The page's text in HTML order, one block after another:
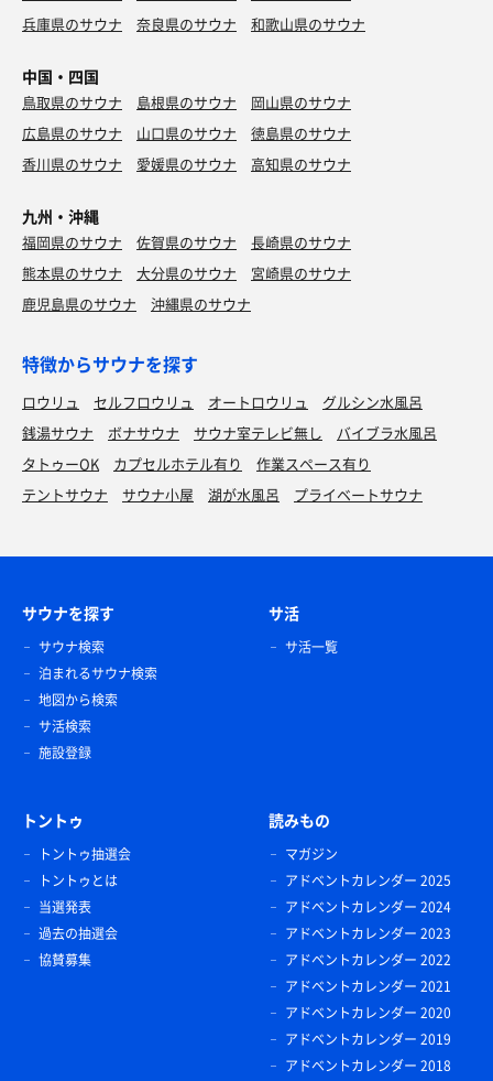
兵庫県のサウナ
奈良県のサウナ 和歌山県のサウナ
中国・四国
鳥取県のサウナ 島根県のサウナ
岡山県のサウナ
広島県のサウナ
山口県のサウナ
徳島県のサウナ
香川県のサウナ
愛媛県のサウナ 高知県のサウナ
九州・沖縄
福岡県のサウナ 佐賀県のサウナ
長崎県のサウナ
熊本県のサウナ
大分県のサウナ
宮崎県のサウナ
鹿児島県のサウナ
沖縄県のサウナ
特徴からサウナを探す
ロウリュ セルフロウリュ オートロウリュ
グルシン水風呂
銭湯サウナ
ボナサウナ サウナ室テレビ無し
バイブラ水風呂
タトゥーOK
カプセルホテル有り
作業スペース有り
テントサウナ
サウナ小屋 湖が水風呂 プライベートサウナ
サウナを探す
サウナ検索
泊まれるサウナ検索
地図から検索
サ活検索
施設登録
サ活
サ活一覧
トントゥ
トントゥ抽選会
トントゥとは
当選発表
過去の抽選会
協賛募集
読みもの
マガジン
アドベントカレンダー 2025
アドベントカレンダー 2024
アドベントカレンダー 2023
アドベントカレンダー 2022
アドベントカレンダー 2021
アドベントカレンダー 2020
アドベントカレンダー 2019
アドベントカレンダー 2018